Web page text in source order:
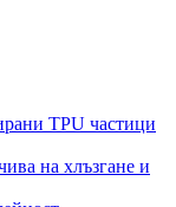
TPU частици
на хлъзгане и